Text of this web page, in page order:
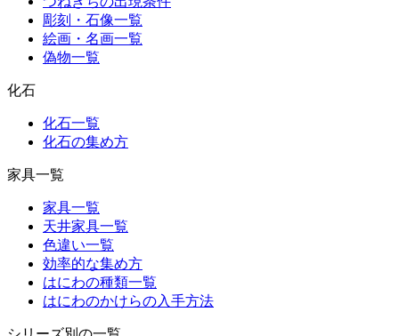
彫刻・石像一覧
絵画・名画一覧
偽物一覧
化石
化石一覧
化石の集め方
家具一覧
家具一覧
天井家具一覧
色違い一覧
効率的な集め方
はにわの種類一覧
はにわのかけらの入手方法